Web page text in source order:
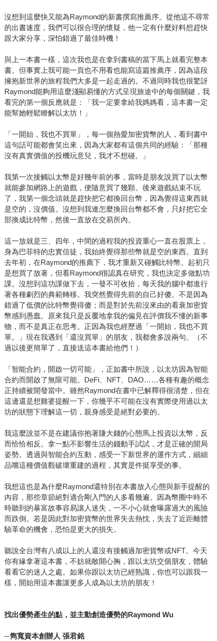
沒想到這麼快又能為Raymond的新書撰寫推薦序。從他這不尋常
的出書速度，我們可以很合理的懷疑，他一定有什麼好料想趕快
跟大家分享，深怕錯過了最佳時機！
與上一本書一樣，這次我也是在拿到書稿的當下馬上就看完整本
書。但事實上我可能一頁也不用看也能寫這篇推薦序，因為這段
擁抱新世界的旅程我們大多是一起走過的。不過同時我也很驚訝
Raymond能夠用這麼淺顯易懂的方式呈現旅途中的每個關鍵，我
看完的第一個反應就是：「我一定要拿給我媽媽看，這本書一定
能幫她輕鬆瞭解以太坊！」
「一開始，我也不買單」，每一個熱愛加密貨幣的人，看到書中
這句話可能都會笑出來，因為大家都有這個共同的經驗：「那種
沒有真實價值的投機玩意兒，我才不想碰。」
我第一次接觸以太幣是好幾年前的事，當時是朋友說買了以太幣
就能參加網路上的遊戲，便隨意買了幾顆。後來遊戲結束不玩
了，我第一個念頭就是趕快把它都換回台幣，因為覺得這東西就
是空的，沒價值。沒想到我連怎麼換回台幣都不會，只好把它全
部換成比特幣，然後一直放在交易所內。
這一放就是三、四年，中間的過程我的投資重心一直在股票上，
身為巴菲特的忠實信徒，我始終覺得那些幣就是空的東西。直到
去年初，在Raymond的推薦下，我才重新又碰觸比特幣。起初只
是想買了放著，但看Raymond很認真在研究，我也決定多做點功
課。沒想到這功課做下去，一發不可收拾，每天我的腦中都進行
著各種劇烈的典範轉移。我突然覺得先前的自己好傻。不是因為
錯過了低價的比特幣覺得傻；而是對於先前沒來由的看衰加密貨
幣感到愚蠢。原來我只是反覆地拿我的偏見在評價我不懂的新事
物，而不是真正在思考。正因為我也經歷過「一開始，我也不買
單。」現在我遇到「還沒買單」的朋友，我都會多說兩句。（不
過以後更簡單了，直接送這本書給他們！）
「智能合約，開啟一切可能」，正如書中所說，以太坊因為智能
合約而開啟了無限可能。DeFi、NFT、DAO……各種有趣的概念
正持續被開發當中。雖然Raymond在書中已解釋得很清楚，但在
這邊還是想雞婆提醒一下，你幾乎不可能在沒有實際使用過以太
坊的狀態下理解這一切，親身感受是絕對必要的。
我這麼說並不是在建議你抱著賺大錢的心態馬上投資以太幣，反
而恰恰相反。拿一點不影響生活的錢動手試試，才是正確的開局
姿勢。透過與智能合約互動，感受一下新世界的運作方式，細細
品嚐這種價值觀破壞重建的過程，其實是件挺享受的事。
我想這也是為什麼Raymond還特別在本書放入心態與新手提醒的
內容，那些章節絕對適合剛入門的人多看幾遍。因為幣圈中時不
時聽到的暴富故事容易讓人迷失，一不小心就會曝露過大的風險
而跌倒。若是因此對加密貨幣的世界失去熱忱，失去了近距離體
驗革命的機會，恐怕是更大的損失。
聽說全台灣有八成以上的人還沒有接觸過加密貨幣或NFT。今天
你有緣拿著這本書，不妨就敞開心胸，跟以太坊交個朋友，體驗
看看它的迷人之處。如果你跟以太坊已經熟識，你也可以跟我一
樣，開始用這本書讓更多人成為以太坊的朋友！
找出優勢產生的點，並主動創造優勢的Raymond Wu
─雋寬資本創辦人 張君銘